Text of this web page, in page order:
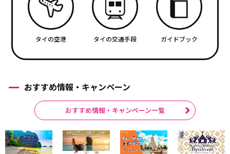
タイの空港 タイの交通手段 ガイドブック
おすすめ情報・キャンペーン
おすすめ情報・キャンペーン一覧